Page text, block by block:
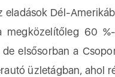
eladások Dél-
megközelítőleg 60
elsősorban a
üzletágban, ahol